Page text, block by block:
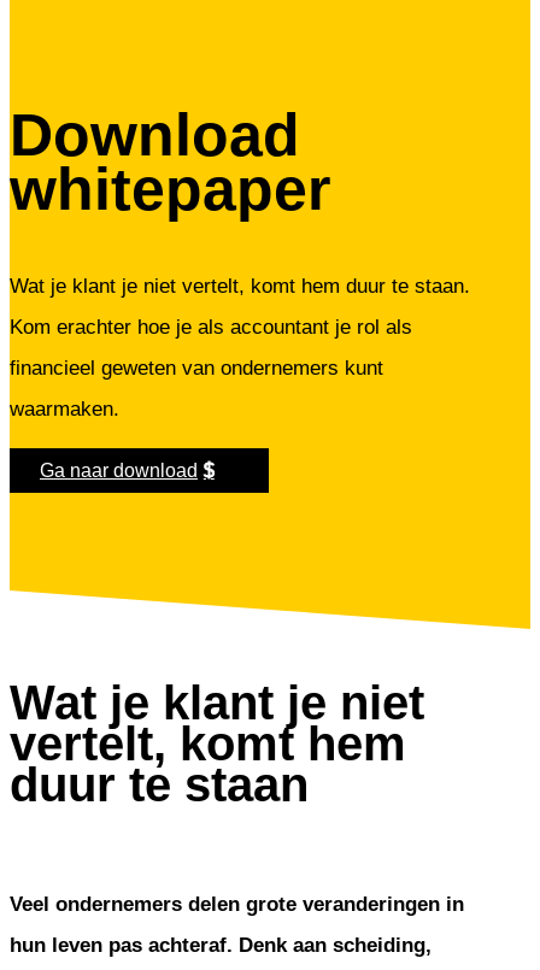
Download
whitepaper
Wat je klant je niet vertelt, komt hem duur te staan.
Kom erachter hoe je als accountant je rol als
financieel geweten van ondernemers kunt
waarmaken.
Ga naar download
Wat je klant je niet
vertelt, komt hem
duur te staan
Veel ondernemers delen grote veranderingen in
hun leven pas achteraf. Denk aan scheiding,